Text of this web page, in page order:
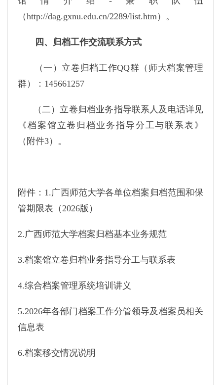
（http://dag.gxnu.edu.cn/2289/list.htm）。
四、归档工作交流联系方式
（一）立卷归档工作QQ群（师大档案管理
群）：145661257
（二）立卷归档业务指导联系人及电话详见
《档案馆立卷归档业务指导分工与联系表》
（附件3）。
附件：1.广西师范大学各单位档案归档范围和保
管期限表（2026版）
2.广西师范大学档案归档基本业务规范
3.档案馆立卷归档业务指导分工与联系表
4.综合档案管理系统培训讲义
5.2026年各部门档案工作分管领导及档案员相关
信息表
6.档案移交情况说明